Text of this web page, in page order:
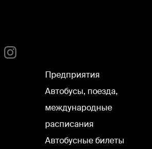
Предприятия
Автобусы, поезда,
международные
расписания
Автобусные билеты